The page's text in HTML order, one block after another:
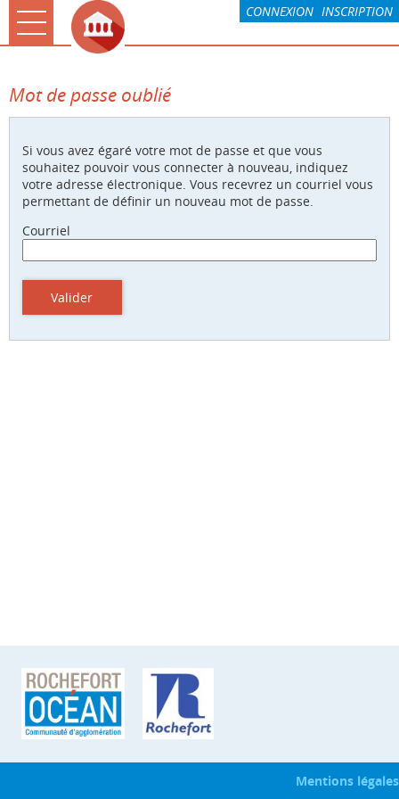
CONNEXION INSCRIPTION
Ouvrir le menu
La CARO & Moi
Paiement
Associations
Mot de passe oublié
Si vous avez égaré votre mot de passe et que vous
souhaitez pouvoir vous connecter à nouveau, indiquez
votre adresse électronique. Vous recevrez un courriel vous
permettant de définir un nouveau mot de passe.
Courriel
Valider
Mentions légales